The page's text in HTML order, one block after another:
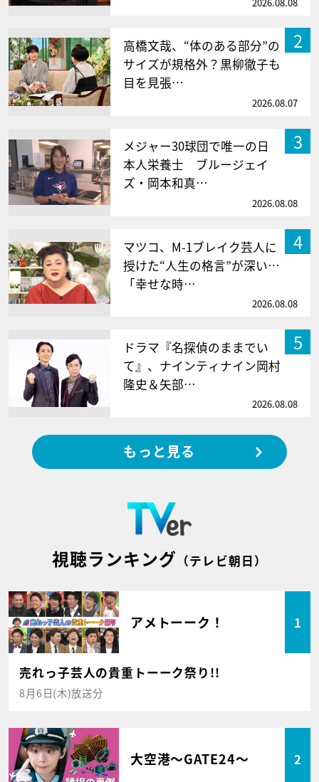
2
高橋文哉、“体のある部分”の
サイズが規格外？黒柳徹子も
目を見張…
2026.08.07
3
メジャー30球団で唯一の日
本人栄養士 ブルージェイ
ズ・岡本和真…
2026.08.08
4
マツコ、M-1ブレイク芸人に
授けた“人生の格言”が深い…
「幸せな時…
2026.08.08
5
ドラマ『名探偵のままでい
て』、ナインティナイン岡村
隆史＆矢部…
2026.08.08
もっと見る
視聴ランキング （テレビ朝日）
アメトーーク！ 1
売れっ子芸人の貴重トーーク祭り!!
8月6日(木)放送分
大空港～GATE24～ 2